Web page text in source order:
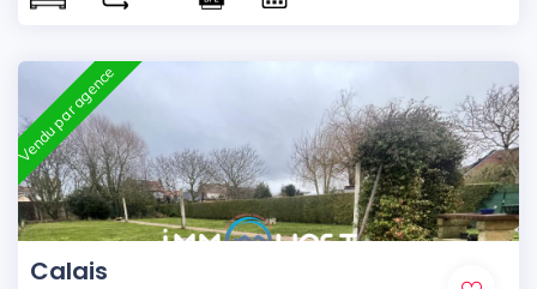
Vendu par agence
Calais